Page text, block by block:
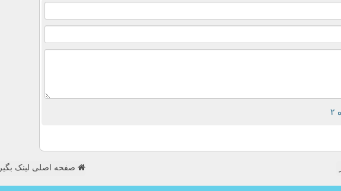
صفحه اصلی لینک بگیر